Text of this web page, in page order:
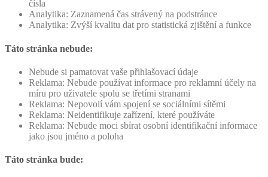
čísla
Analytika: Zaznamená čas strávený na podstránce
Analytika: Zvýší kvalitu dat pro statistická zjištění a funkce
Táto stránka nebude:
Nebude si pamatovat vaše přihlašovací údaje
Reklama: Nebude používat informace pro reklamní účely na
míru pro uživatele spolu se třetími stranami
Reklama: Nepovolí vám spojení se sociálními sítěmi
Reklama: Neidentifikuje zařízení, které používáte
Reklama: Nebude moci sbírat osobní identifikační informace
jako jsou jméno a poloha
Táto stránka bude: